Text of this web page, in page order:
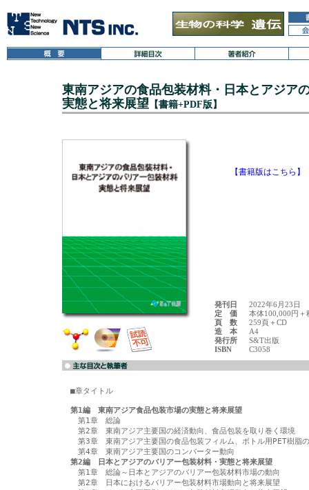
東南アジアの食品包装材料・日本とアジ
実態と将来展望 【書籍+PDF版】
【書籍版はこちら】
発刊日
2022年6月23日
定 価
本体100,000円＋
頁 数
259頁＋CD
造 本
A4
発行所
S&T出版
ISBN
C3058
■章タイトル
第1編　東南アジア食品包装市場の実態と将来展望
第1章　総論
第2章　東南アジア主要国の経済動向、食品包装を取り巻く環境
第3章　東南アジア主要国の食品包装フィルム、ボトル用PET樹脂
第2編　日本とアジアのバリアー包装材料・実態と将来展望
第1章　総論～日本とアジアのバリアー包装材料市場の動向
第2章　日本におけるバリアー包装材料市場動向と将来展望